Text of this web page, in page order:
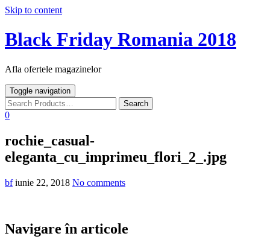
Skip to content
Black Friday Romania 2018
Afla ofertele magazinelor
Toggle navigation
0
rochie_casual-
eleganta_cu_imprimeu_flori_2_.jpg
bf iunie 22, 2018 No comments
Navigare în articole